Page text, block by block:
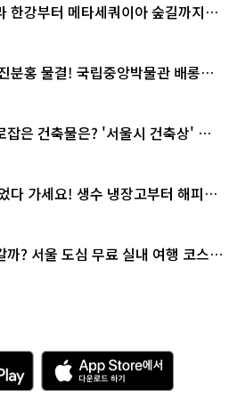
한강부터 메타세쿼이아 숲길까지…
분홍 물결! 국립중앙박물관 배롱나
잡은 건축물은? '서울시 건축상' 수
다 가세요! 생수 냉장고부터 해피소
까? 서울 도심 무료 실내 여행 코스
A
p
p